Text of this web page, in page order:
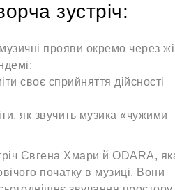
зустріч:
прояви окремо через
своє сприйняття дійсності
як звучить музика «чужими
Євгена Хмари й ODARA,
початку в музиці. Вони